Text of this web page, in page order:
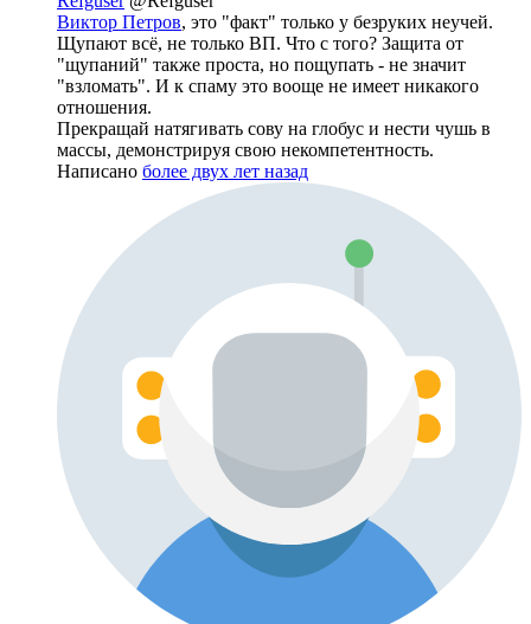
Виктор Петров, это "факт" только у безруких неучей.
Щупают всё, не только ВП. Что с того? Защита от
"щупаний" также проста, но пощупать - не значит
"взломать". И к спаму это вооще не имеет никакого
отношения.
Прекращай натягивать сову на глобус и нести чушь в
массы, демонстрируя свою некомпетентность.
Написано более двух лет назад